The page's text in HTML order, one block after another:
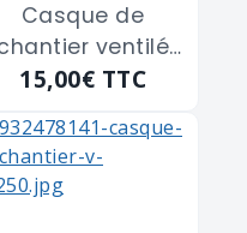
Casque de
ventilé
porte badge
15,00€ TTC